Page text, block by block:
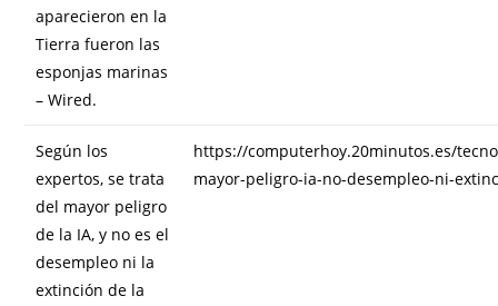
aparecieron en la
Tierra fueron las
esponjas marinas
– Wired.
Según los
expertos, se trata
del mayor peligro
de la IA, y no es el
desempleo ni la
extinción de la
https://computerhoy.20minutos.es/
mayor-peligro-ia-no-desempleo-ni-